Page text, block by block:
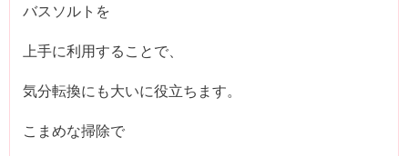
バスソルトを
上手に利用することで、
気分転換にも大いに役立ちます。
こまめな掃除で